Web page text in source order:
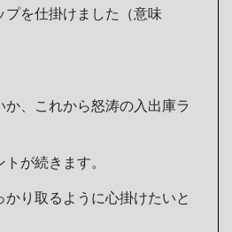
を仕掛けました（意味
、これから怒涛の入出庫ラ
が続きます。
り取るように心掛けたいと